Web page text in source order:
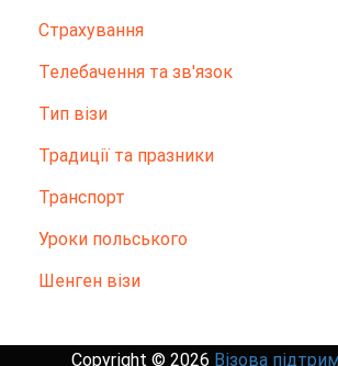
Страхування
Телебачення та зв'язок
Тип візи
Традиції та празники
Транспорт
Уроки польського
Шенген візи
Copyright © 2026 Візова